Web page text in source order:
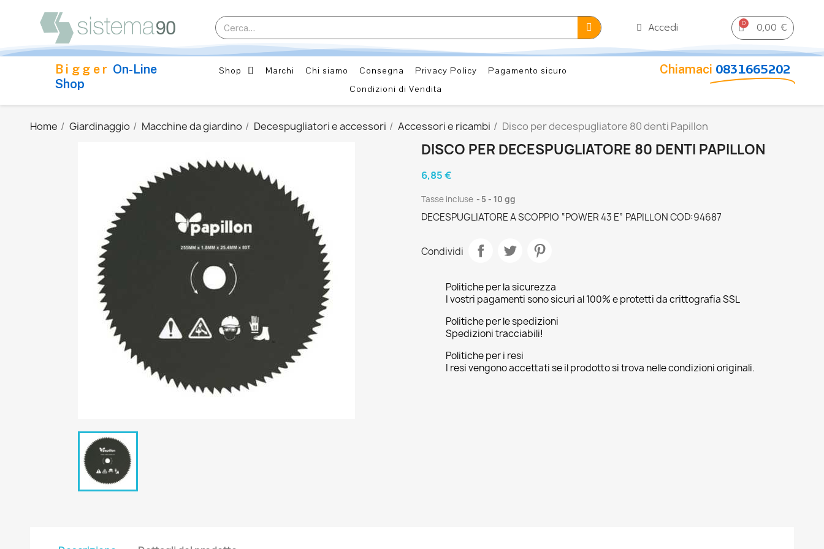
Accedi 0,00 €
Bigger On-Line
Shop
Shop Marchi Chi siamo Consegna Privacy Policy
Pagamento sicuro
Condizioni di Vendita
Chiamaci 0831665202
Home Giardinaggio Macchine da giardino Decespugliatori e accessori Accessori e ricambi Disco per decespugliatore 80 denti Papillon
DISCO PER DECESPUGLIATORE 80 DENTI PAPILLON
6,85 €
Tasse incluse 5 - 10 gg
DECESPUGLIATORE A SCOPPIO “POWER 43 E” PAPILLON COD:94687
Condividi
Politiche per la sicurezza
I vostri pagamenti sono sicuri al 100% e protetti da crittografia SSL
Politiche per le spedizioni
Spedizioni tracciabili!
Politiche per i resi
I resi vengono accettati se il prodotto si trova nelle condizioni originali.